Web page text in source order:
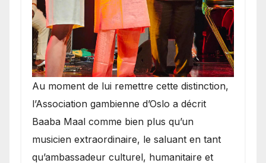
​Au moment de lui remettre cette distinction,
l’Association gambienne d’Oslo a décrit
Baaba Maal comme bien plus qu’un
musicien extraordinaire, le saluant en tant
qu’ambassadeur culturel, humanitaire et